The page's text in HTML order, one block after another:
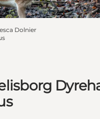
Dolnier